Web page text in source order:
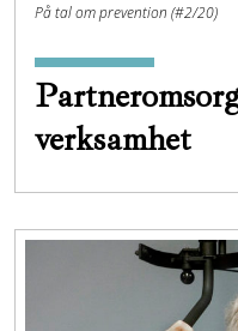
På tal om prevention (#2/20)
verksamhet